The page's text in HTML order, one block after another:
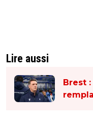
Lire aussi
Brest